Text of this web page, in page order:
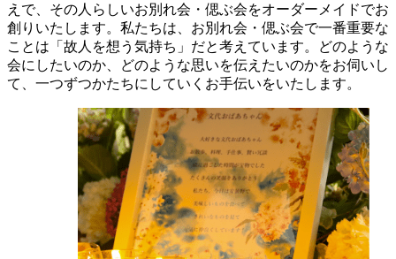
えで、その人らしいお別れ会・偲ぶ会をオーダーメイドでお
創りいたします。私たちは、お別れ会・偲ぶ会で一番重要な
ことは「故人を想う気持ち」だと考えています。どのような
会にしたいのか、どのような思いを伝えたいのかをお伺いし
て、一つずつかたちにしていくお手伝いをいたします。